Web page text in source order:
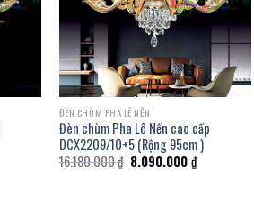
ĐÈN CHÙM PHA LÊ NẾN
Đèn chùm Pha Lê Nến cao cấp
DCX2209/10+5 (Rộng 95cm )
16.180.000₫ Giá
gốc
8.090.000₫Giá